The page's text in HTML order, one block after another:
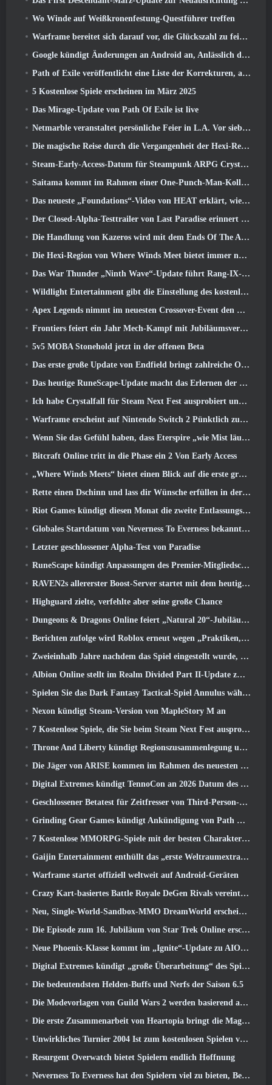
Wo Winde auf Weißkronenfestung-Questführer treffen
Warframe bereitet sich darauf vor, die Glückszahl zu feiern 13 Mit Jubiläumsveranstaltungen
Google kündigt Änderungen an Android an, Anlässlich der Rückkehr von Fortnite in den Play Store
Path of Exile veröffentlicht eine Liste der Korrekturen, an denen nach dem Start von Mirage gearbeitet wird
5 Kostenlose Spiele erscheinen im März 2025
Das Mirage-Update von Path Of Exile ist live
Netmarble veranstaltet persönliche Feier in L.A. Vor sieben Todsünden: Origin-Start
Die magische Reise durch die Vergangenheit der Hexi-Region beginnt dort, wo heute Winde aufeinander treffen
Steam-Early-Access-Datum für Steampunk ARPG Crystalfall bekannt gegeben
Saitama kommt im Rahmen einer One-Punch-Man-Kollaborationsveranstaltung zu MapleStory
Das neueste „Foundations“-Video von HEAT erklärt, wie Agenten und Panzer zusammenarbeiten
Der Closed-Alpha-Testtrailer von Last Paradise erinnert uns daran, wie es wirklich ist, die Zombie-Apokalypse zu überleben
Die Handlung von Kazeros wird mit dem Ends Of The Abyss-Update von Lost Ark abgeschlossen
Die Hexi-Region von Where Winds Meet bietet immer noch das, was Spieler lieben, und ist gleichzeitig ein einzigartiges Erlebnis
Das War Thunder „Ninth Wave“-Update führt Rang-IX-Jets ein
Wildlight Entertainment gibt die Einstellung des kostenlosen Helden-Shooters Highguard bekannt
Apex Legends nimmt im neuesten Crossover-Event den Kampf mit dem Gundam-Universum auf
Frontiers feiert ein Jahr Mech-Kampf mit Jubiläumsveranstaltungen
5v5 MOBA Stonehold jetzt in der offenen Beta
Das erste große Update von Endfield bringt zahlreiche Optimierungen mit sich
Das heutige RuneScape-Update macht das Erlernen der ursprünglichen Kampfstile des MMORPGs einfacher
Ich habe Crystalfall für Steam Next Fest ausprobiert und das habe ich gelernt
Warframe erscheint auf Nintendo Switch 2 Pünktlich zum nächsten großen Update, Der Schattengraph
Wenn Sie das Gefühl haben, dass Eterspire „wie Mist läuft“, Der Creative Director sagt, dass dies nicht mehr der Fall sei
Bitcraft Online tritt in die Phase ein 2 Von Early Access
„Where Winds Meets“ bietet einen Blick auf die erste große Erweiterung im Hexi-Livestream
Rette einen Dschinn und lass dir Wünsche erfüllen in der Mirage League von Path Of Exile
Riot Games kündigt diesen Monat die zweite Entlassungsserie an
Globales Startdatum von Neverness To Everness bekannt gegeben
Letzter geschlossener Alpha-Test von Paradise
RuneScape kündigt Anpassungen des Premier-Mitgliedschaftsmodells an, um den jüngsten Änderungen am MMORPG Rechnung zu tragen
RAVEN2s allererster Boost-Server startet mit dem heutigen Update
Highguard zielte, verfehlte aber seine große Chance
Dungeons & Dragons Online feiert „Natural 20“-Jubiläum mit besonderen Quests und Belohnungen
Berichten zufolge wird Roblox erneut wegen „Praktiken, die Kinder gefährden und ausbeuten“ verklagt
Zweieinhalb Jahre nachdem das Spiel eingestellt wurde, Gamigo neckt die Rückkehr des mittelalterlichen MMO Glory Victis
Albion Online stellt im Realm Divided Part II-Update zwei wichtige Fraktionskriegsfunktionen vor
Spielen Sie das Dark Fantasy Tactical-Spiel Annulus während des Steam Next Fest
Nexon kündigt Steam-Version von MapleStory M an
7 Kostenlose Spiele, die Sie beim Steam Next Fest ausprobieren können
Throne And Liberty kündigt Regionszusammenlegung und Serverkonsolidierung an
Die Jäger von ARISE kommen im Rahmen des neuesten Kooperationsevents nach Fortnite
Digital Extremes kündigt TennoCon an 2026 Datum des Ticketverkaufs
Geschlossener Betatest für Zeitfresser von Third-Person-Shootern angekündigt
Grinding Gear Games kündigt Ankündigung von Path Of Exile an
7 Kostenlose MMORPG-Spiele mit der besten Charakteranpassung
Gaijin Entertainment enthüllt das „erste Weltraumextraktions-Actionspiel“ Star Wrath
Warframe startet offiziell weltweit auf Android-Geräten
Crazy Kart-basiertes Battle Royale DeGen Rivals vereint all die Dinge, von denen Sie wahrscheinlich nicht wussten, dass Sie sie kombiniert haben wollten
Neu, Single-World-Sandbox-MMO DreamWorld erscheint im Early Access auf Steam
Die Episode zum 16. Jubiläum von Star Trek Online erscheint als Teil des „Corruption“-Updates
Neue Phoenix-Klasse kommt im „Ignite“-Update zu AION Classic EU
Digital Extremes kündigt „große Überarbeitung“ des Spielerfortschrittssystems von Soulframe an
Die bedeutendsten Helden-Buffs und Nerfs der Saison 6.5
Die Modevorlagen von Guild Wars 2 werden basierend auf dem Feedback der Spieler überarbeitet
Die erste Zusammenarbeit von Heartopia bringt die Magie der Freundschaft meines kleinen Ponys
Unwirkliches Turnier 2004 Ist zum kostenlosen Spielen verfügbar und Epic wird niemanden deswegen verklagen
Resurgent Overwatch bietet Spielern endlich Hoffnung
Neverness To Everness hat den Spielern viel zu bieten, Besonders lustig